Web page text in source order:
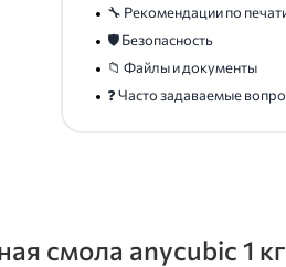
🔧 Рекомендации по
🛡️ Безопасность
📁 Файлы и документы
❓ Часто задаваемые
смола anycubic 1 кг